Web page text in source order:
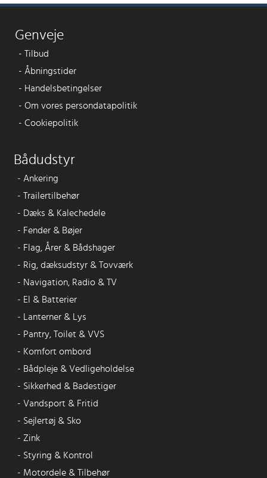
Genveje
- Tilbud
- Åbningstider
- Handelsbetingelser
- Om vores persondatapolitik
- Cookiepolitik
Bådudstyr
- Ankering
- Trailertilbehør
- Dæks & Kalechedele
- Fender & Bøjer
- Flag, Årer & Bådshager
- Rig, dæksudstyr & Tovværk
- Navigation, Radio & TV
- El & Batterier
- Lanterner & Lys
- Pantry, Toilet & VVS
- Komfort ombord
- Bådpleje & Vedligeholdelse
- Sikkerhed & Badestiger
- Vandsport & Fritid
- Sejlertøj & Sko
- Zink
- Styring & Kontrol
- Motordele & Tilbehør